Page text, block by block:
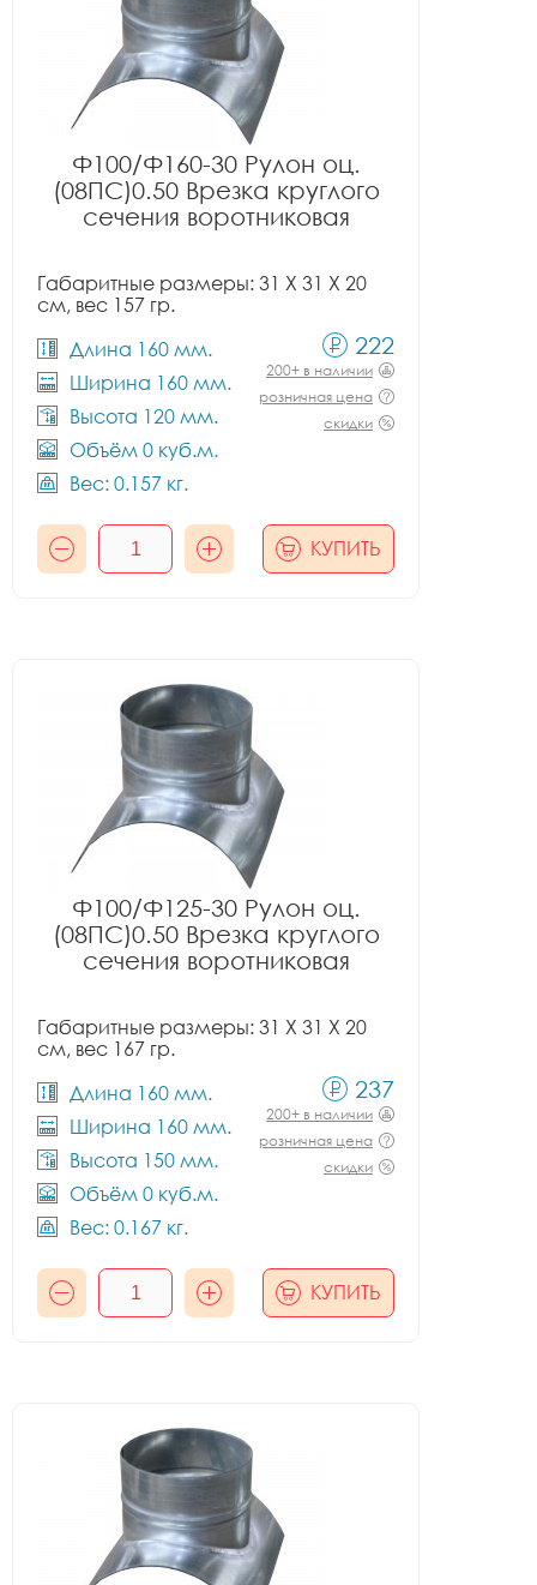
Ф100/Ф160-30 Рулон оц.
(08ПС)0.50 Врезка круглого
сечения воротниковая
Габаритные размеры: 31 X 31 X 20
см, вес 157 гр.
Длина 160 мм.
Ширина 160 мм.
Высота 120 мм.
Объём 0 куб.м.
Вес: 0.157 кг.
222
200+ в наличии
розничная цена
скидки
КУПИТЬ
Ф100/Ф125-30 Рулон оц.
(08ПС)0.50 Врезка круглого
сечения воротниковая
Габаритные размеры: 31 X 31 X 20
см, вес 167 гр.
Длина 160 мм.
Ширина 160 мм.
Высота 150 мм.
Объём 0 куб.м.
Вес: 0.167 кг.
237
200+ в наличии
розничная цена
скидки
КУПИТЬ